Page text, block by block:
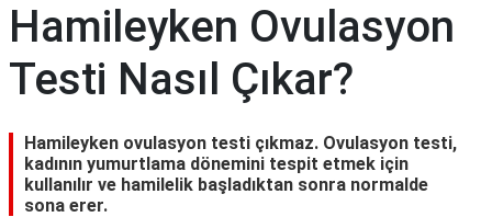
RÜYA
GEZİLECEK
BLOG
Hamileyken Ovulasyon
Testi Nasıl Çıkar?
Hamileyken ovulasyon testi çıkmaz. Ovulasyon testi,
kadının yumurtlama dönemini tespit etmek için
kullanılır ve hamilelik başladıktan sonra normalde
sona erer.